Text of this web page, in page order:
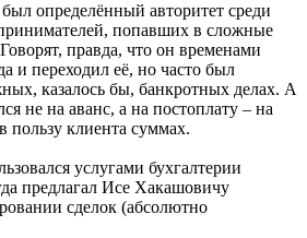
определённый авторитет среди
попавших в сложные
правда, что он временами
и переходил её, но часто был
казалось бы, банкротных делах. А
не на аванс, а на постоплату – на
пользу клиента суммах.
услугами бухгалтерии
предлагал Исе Хакашовичу
сделок (абсолютно